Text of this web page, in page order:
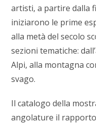
artisti, a partire dalla
iniziarono le prime
alla metà del secolo
sezioni tematiche:
Alpi, alla montagna
svago.
Il catalogo della
angolature il